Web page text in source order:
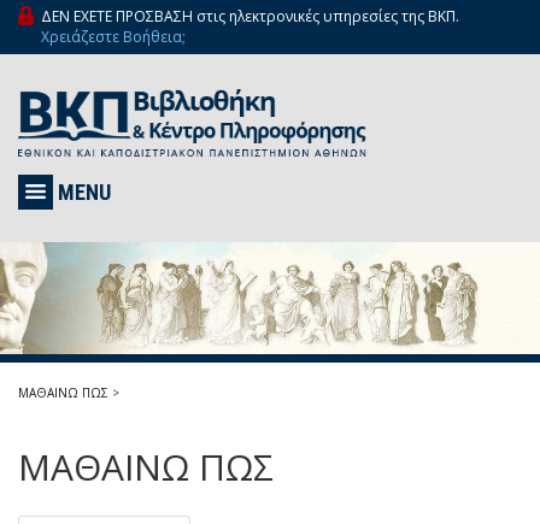
ΔΕΝ ΕΧΕΤΕ ΠΡΟΣΒΑΣΗ στις ηλεκτρονικές υπηρεσίες της ΒΚΠ.
Χρειάζεστε Βοήθεια;
MENU
ΜΑΘΑΙΝΩ ΠΩΣ >
ΜΑΘΑΙΝΩ ΠΩΣ